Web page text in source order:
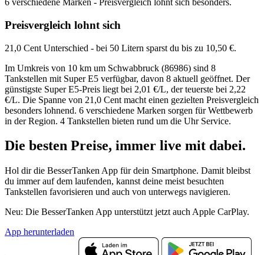
6 verschiedene Marken - Preisvergleich lohnt sich besonders.
Preisvergleich lohnt sich
21,0 Cent Unterschied - bei 50 Litern sparst du bis zu 10,50 €.
Im Umkreis von 10 km um Schwabbruck (86986) sind 8
Tankstellen mit Super E5 verfügbar, davon 8 aktuell geöffnet. Der
günstigste Super E5-Preis liegt bei 2,01 €/L, der teuerste bei 2,22
€/L. Die Spanne von 21,0 Cent macht einen gezielten Preisvergleich
besonders lohnend. 6 verschiedene Marken sorgen für Wettbewerb
in der Region. 4 Tankstellen bieten rund um die Uhr Service.
Die besten Preise, immer live mit dabei.
Hol dir die BesserTanken App für dein Smartphone. Damit bleibst
du immer auf dem laufenden, kannst deine meist besuchten
Tankstellen favorisieren und auch von unterwegs navigieren.
Neu: Die BesserTanken App unterstützt jetzt auch Apple CarPlay.
App herunterladen